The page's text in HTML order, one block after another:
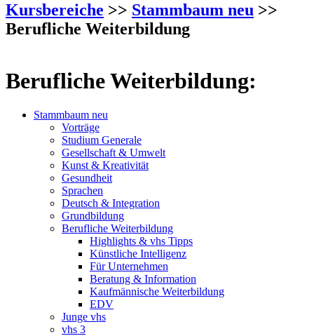
Kursbereiche >> Stammbaum neu >>
Berufliche Weiterbildung
Berufliche Weiterbildung:
Stammbaum neu
Vorträge
Studium Generale
Gesellschaft & Umwelt
Kunst & Kreativität
Gesundheit
Sprachen
Deutsch & Integration
Grundbildung
Berufliche Weiterbildung
Highlights & vhs Tipps
Künstliche Intelligenz
Für Unternehmen
Beratung & Information
Kaufmännische Weiterbildung
EDV
Junge vhs
vhs 3